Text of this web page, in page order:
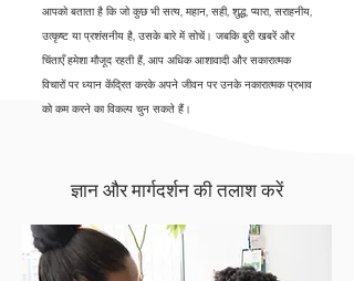
आपको बताता है कि जो कुछ भी सत्य, महान, सही, शुद्ध, प्यारा, सराहनीय,
उत्कृष्ट या प्रशंसनीय है, उसके बारे में सोचें। जबकि बुरी खबरें और
चिंताएँ हमेशा मौजूद रहती हैं, आप अधिक आशावादी और सकारात्मक
विचारों पर ध्यान केंद्रित करके अपने जीवन पर उनके नकारात्मक प्रभाव
को कम करने का विकल्प चुन सकते हैं।
ज्ञान और मार्गदर्शन की तलाश करें